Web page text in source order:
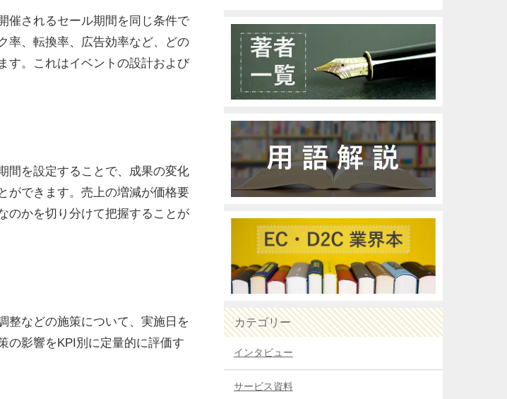
催されるセール期間を同じ条件で
率、転換率、広告効率など、どの
す。これはイベントの設計および
間を設定することで、成果の変化
ができます。売上の増減が価格要
のかを切り分けて把握することが
整などの施策について、実施日を
の影響をKPI別に定量的に評価す
カテゴリー
インタビュー
サービス資料